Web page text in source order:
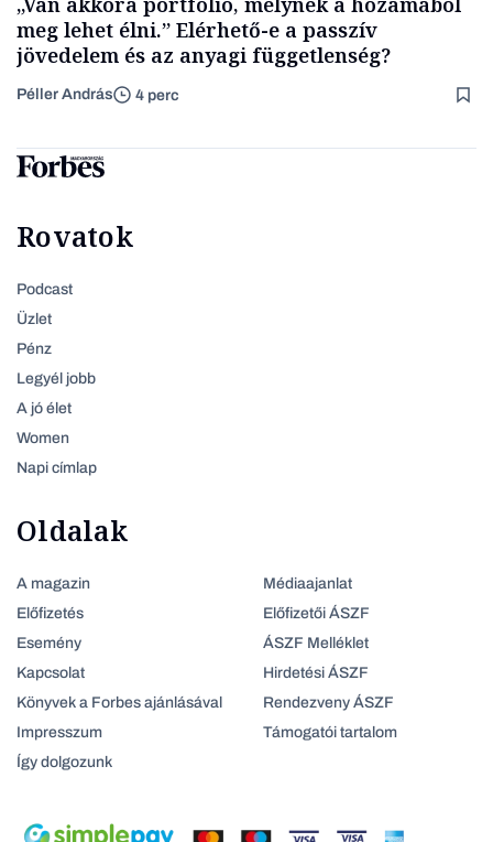
meg lehet élni.” Elérhető-e a passzív
jövedelem és az anyagi függetlenség?
Péller András 4 perc
Rovatok
Podcast
Üzlet
Pénz
Legyél jobb
A jó élet
Women
Napi címlap
Oldalak
A magazin
Előfizetés
Esemény
Kapcsolat
Könyvek a Forbes ajánlásával
Impresszum
Így dolgozunk
Médiaajanlat
Előfizetői ÁSZF
ÁSZF Melléklet
Hirdetési ÁSZF
Rendezveny ÁSZF
Támogatói tartalom